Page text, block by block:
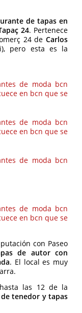
de tapas en
24. Pertenece
24 de Carlos
pero esta es la
con Paseo
de autor con
. El local es muy
las 12 de la
tenedor y tapas